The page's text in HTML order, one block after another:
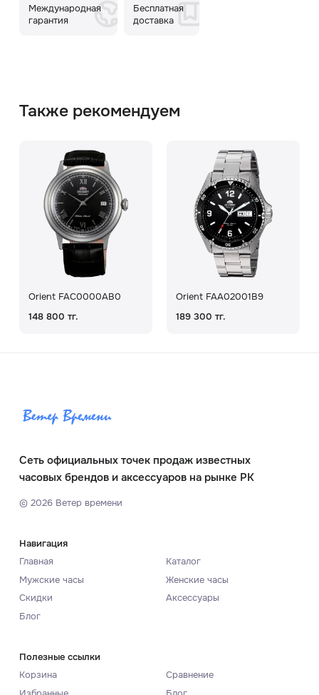
Международная
гарантия
Бесплатная
доставка
Также рекомендуем
Orient FAC0000AB0
148 800 тг.
Orient FAA02001B9
189 300 тг.
Сеть официальных точек продаж известных
часовых брендов и аксессуаров на рынке РК
© 2026Ветер времени
Навигация
Главная
Каталог
Мужские часы
Женские часы
Скидки
Аксессуары
Блог
Полезные ссылки
Корзина
Сравнение